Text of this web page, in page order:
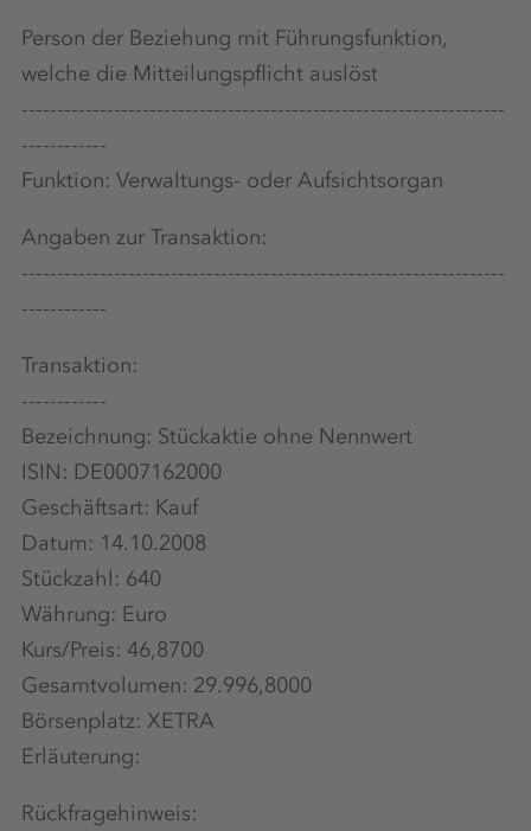
Person der Beziehung mit Führungsfunktion,
welche die Mitteilungspflicht auslöst
--------------------------------------------------------------------
------------
Funktion: Verwaltungs- oder Aufsichtsorgan
Angaben zur Transaktion:
--------------------------------------------------------------------
------------
Transaktion:
------------
Bezeichnung: Stückaktie ohne Nennwert
ISIN: DE0007162000
Geschäftsart: Kauf
Datum: 14.10.2008
Stückzahl: 640
Währung: Euro
Kurs/Preis: 46,8700
Gesamtvolumen: 29.996,8000
Börsenplatz: XETRA
Erläuterung:
Rückfragehinweis: